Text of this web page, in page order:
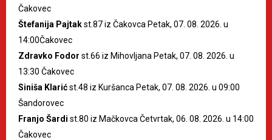
Čakovec
Štefanija Pajtakst.87 iz Čakovca Petak, 07. 08. 2026. u
14:00Čakovec
Zdravko Fodor st.66 iz Mihovljana Petak, 07. 08. 2026. u
13:30 Čakovec
Siniša Klarićst.48 iz Kuršanca Petak, 07. 08. 2026. u 09:00
Šandorovec
Franjo Šardi st.80 iz Mačkovca Četvrtak, 06. 08. 2026. u 14:00
Čakovec